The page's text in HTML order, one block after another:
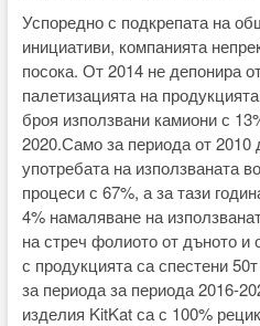
Успоредно с подкрепата на
инициативи, компанията
посока. От 2014 не депонира
палетизацията на
броя използвани камиони с
2020.Само за периода от 2010
употребата на използваната
процеси с 67%, а за тази
4% намаляване на
на стреч фолиото от дъното и
с продукцията са спестени
за периода за периода 2016-
изделия KitKat са с 100%